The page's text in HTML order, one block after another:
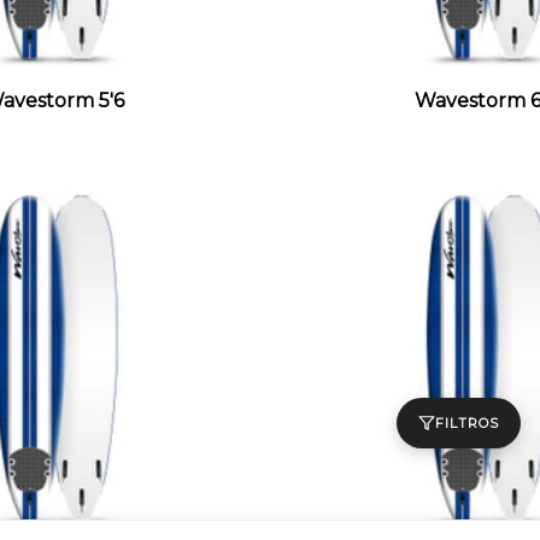
FILTROS
5'6 Wavestorm